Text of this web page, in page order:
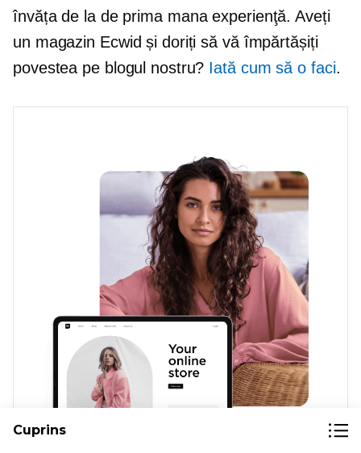
învăța de la de prima manaexperienţă. Aveți
un magazin Ecwid și doriți să vă împărtășiți
povestea pe blogul nostru? Iată cum să o faci.
Cuprins